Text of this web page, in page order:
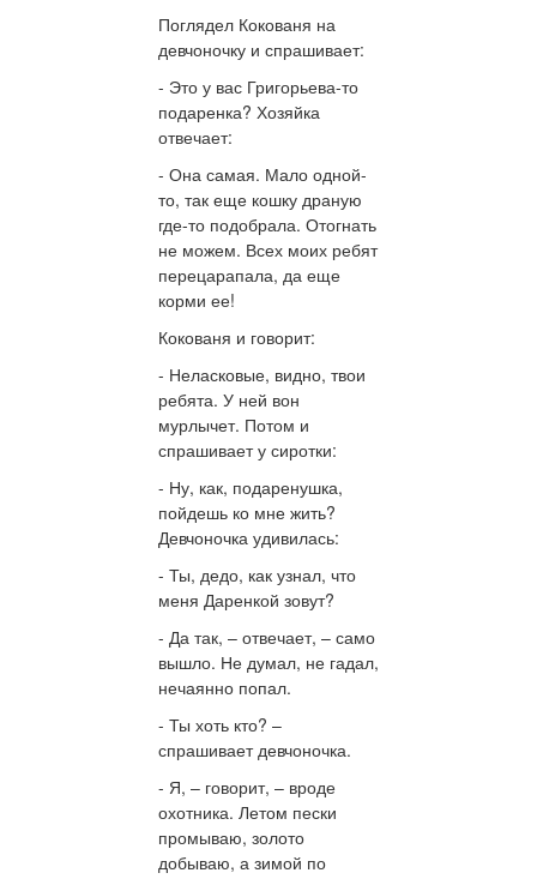
Поглядел Кокованя на
девчоночку и спрашивает:
- Это у вас Григорьева-то
подаренка? Хозяйка
отвечает:
- Она самая. Мало одной-
то, так еще кошку драную
где-то подобрала. Отогнать
не можем. Всех моих ребят
перецарапала, да еще
корми ее!
Кокованя и говорит:
- Неласковые, видно, твои
ребята. У ней вон
мурлычет. Потом и
спрашивает у сиротки:
- Ну, как, подаренушка,
пойдешь ко мне жить?
Девчоночка удивилась:
- Ты, дедо, как узнал, что
меня Даренкой зовут?
- Да так, – отвечает, – само
вышло. Не думал, не гадал,
нечаянно попал.
- Ты хоть кто? –
спрашивает девчоночка.
- Я, – говорит, – вроде
охотника. Летом пески
промываю, золото
добываю, а зимой по